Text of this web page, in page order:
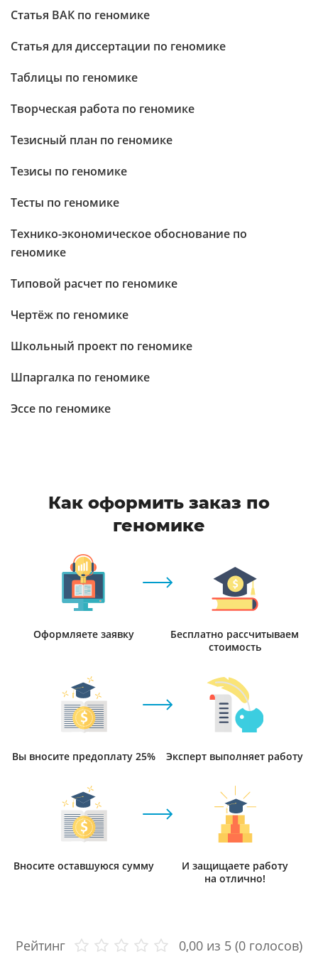
Статья ВАК по геномике
Статья для диссертации по геномике
Таблицы по геномике
Творческая работа по геномике
Тезисный план по геномике
Тезисы по геномике
Тесты по геномике
Технико-экономическое обоснование по
геномике
Типовой расчет по геномике
Чертёж по геномике
Школьный проект по геномике
Шпаргалка по геномике
Эссе по геномике
Как оформить заказ по
геномике
Оформляете заявку
Бесплатно рассчитываем
стоимость
Вы вносите предоплату 25% Эксперт выполняет работу
Вносите оставшуюся сумму
И защищаете работу
на отлично!
Рейтинг 0,00 из 5 (0 голосов)